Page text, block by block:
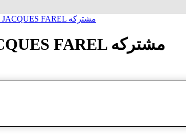
ساعة معصم زاک فارل JACQUES FAREL مشتركه
ساعة معصم زاک فارل JACQUES FAREL مشتركه